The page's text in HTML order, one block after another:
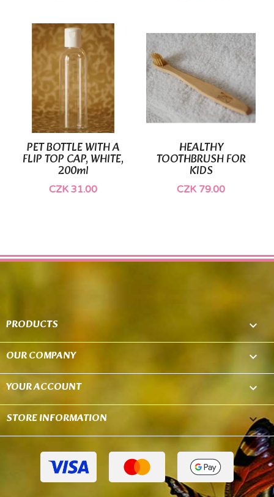
PET BOTTLE WITH A
FLIP TOP CAP, WHITE,
200ml
CZK 31.00
HEALTHY
TOOTHBRUSH FOR
KIDS
CZK 79.00
PRODUCTS 
OUR COMPANY 
YOUR ACCOUNT 
STORE INFORMATION keyboard_arrow_down